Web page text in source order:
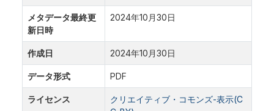
メタデータ最終更
新日時
2024年10月30日
作成日 2024年10月30日
データ形式 PDF
ライセンス
クリエイティブ・コモンズ-表示(C